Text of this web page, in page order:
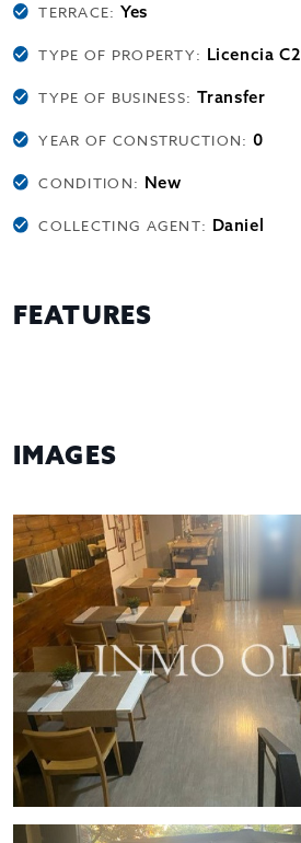
TERRACE: Yes
TYPE OF PROPERTY: Licencia C2
TYPE OF BUSINESS: Transfer
YEAR OF CONSTRUCTION: 0
CONDITION: New
COLLECTING AGENT: Daniel
FEATURES
IMAGES